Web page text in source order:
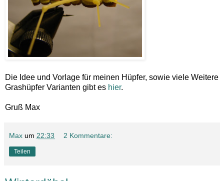
Die Idee und Vorlage für meinen Hüpfer, sowie viele Weitere
Grashüpfer Varianten gibt es hier.
Gruß Max
Max um 22:33 2 Kommentare:
Teilen